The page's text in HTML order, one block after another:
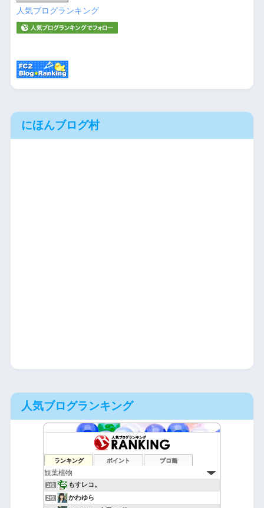
人気ブログランキング
にほんブログ村
人気ブログランキング
ランキング ポイント ブロ画
1位 もすレコ。
2位 かわゆら